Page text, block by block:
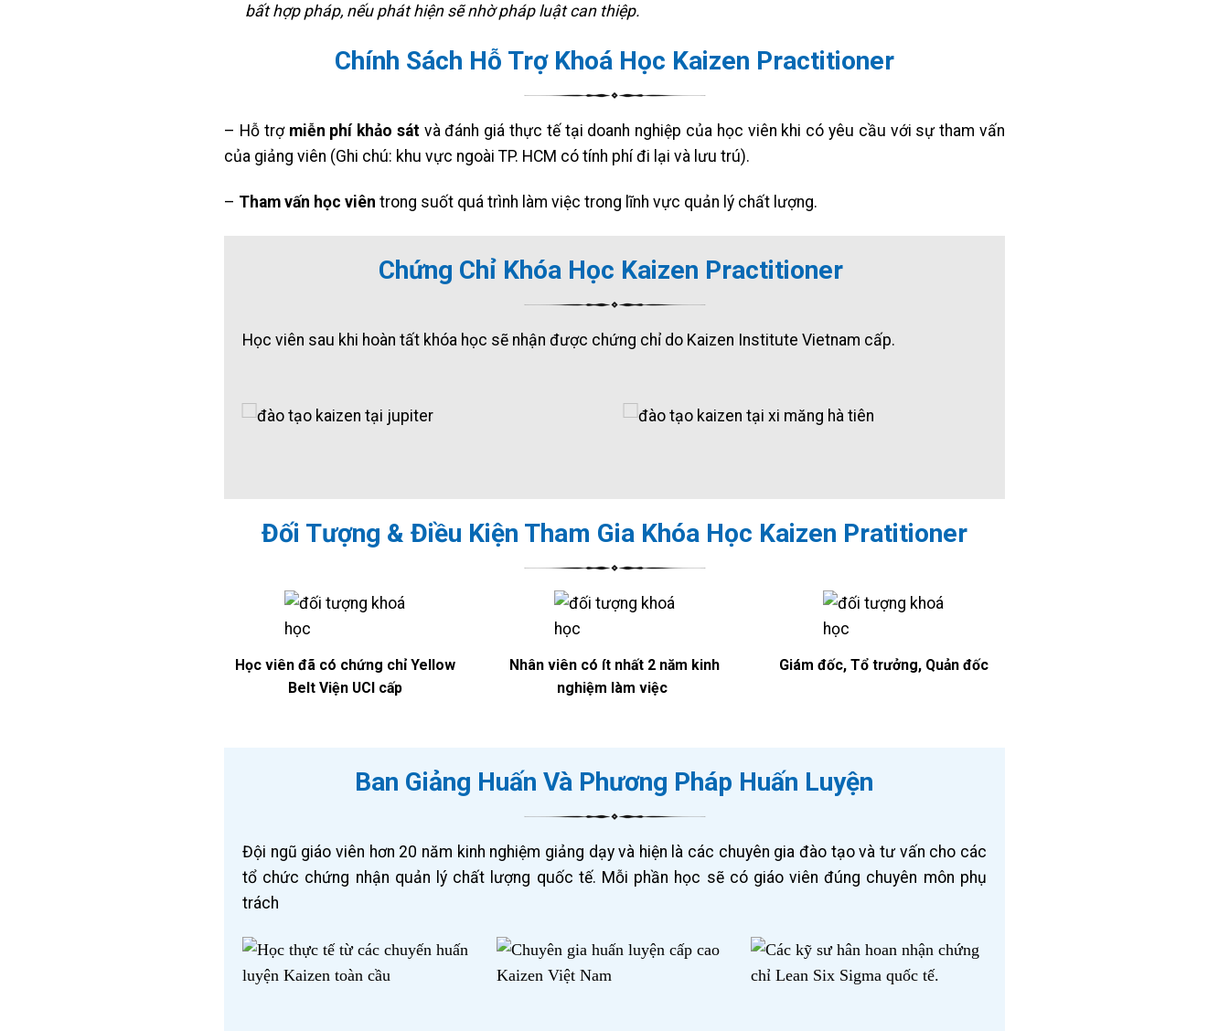
bất hợp pháp, nếu phát hiện sẽ nhờ pháp luật can thiệp.
Chính Sách Hỗ Trợ Khoá Học Kaizen Practitioner
– Hỗ trợ miễn phí khảo sátvà đánh giá thực tế tại doanh nghiệp của học viên khi có yêu cầu với sự tham vấn
của giảng viên (Ghi chú: khu vực ngoài TP. HCM có tính phí đi lại và lưu trú).
– Tham vấn học viên trong suốt quá trình làm việc trong lĩnh vực quản lý chất lượng.
Chứng Chỉ Khóa Học Kaizen Practitioner
Học viên sau khi hoàn tất khóa học sẽ nhận được chứng chỉ do Kaizen Institute Vietnam cấp.
Đối Tượng & Điều Kiện Tham Gia Khóa Học Kaizen Pratitioner
Học viên đã có chứng chỉ Yellow
Belt Viện UCI cấp
Nhân viên có ít nhất 2 năm kinh
nghiệm làm việc
Giám đốc, Tổ trưởng, Quản đốc
Ban Giảng Huấn Và Phương Pháp Huấn Luyện
Đội ngũ giáo viên hơn 20 năm kinh nghiệm giảng dạy và hiện là các chuyên gia đào tạo và tư vấn cho các
tổ chức chứng nhận quản lý chất lượng quốc tế. Mỗi phần học sẽ có giáo viên đúng chuyên môn phụ
trách